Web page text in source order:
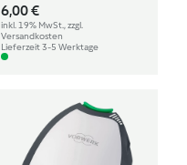
6,00 €
inkl. 19% MwSt., zzgl.
Versandkosten
Lieferzeit 3-5 Werktage